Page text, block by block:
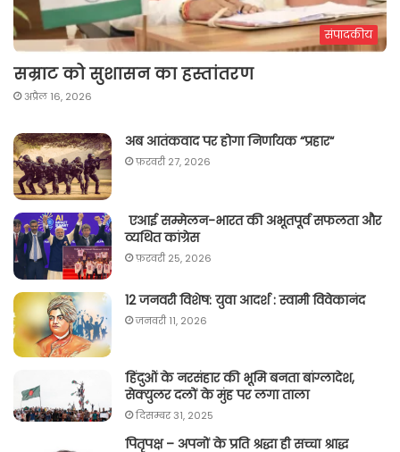
संपादकीय
सम्राट को सुशासन का हस्तांतरण
अप्रैल 16, 2026
अब आतंकवाद पर होगा निर्णायक “प्रहार“
फ़रवरी 27, 2026
एआई सम्मेलन-भारत की अभूतपूर्व सफलता और
व्यथित कांग्रेस
फ़रवरी 25, 2026
12 जनवरी विशेष: युवा आदर्श : स्वामी विवेकानंद
जनवरी 11, 2026
हिंदुओं के नरसंहार की भूमि बनता बांग्लादेश,
सेक्युलर दलों के मुंह पर लगा ताला
दिसम्बर 31, 2025
पितृपक्ष – अपनों के प्रति श्रद्धा ही सच्चा श्राद्ध